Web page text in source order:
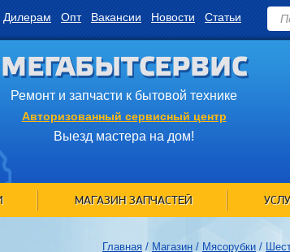
Дилерам Опт Вакансии Новости Статьи
МЕГАБЫТСЕРВИС
Ремонт и запчасти к бытовой технике
Авторизованный сервисный центр
Выезд мастера на дом!
МАГАЗИН ЗАПЧАСТЕЙ
Главная / Магазин / Мясорубки /